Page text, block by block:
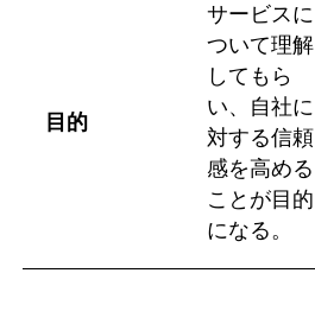
目的
サービスに
ついて理解
してもら
い、自社に
対する信頼
感を高める
ことが目的
になる。